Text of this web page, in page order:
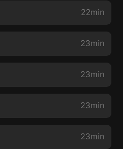
22min
23min
23min
23min
23min